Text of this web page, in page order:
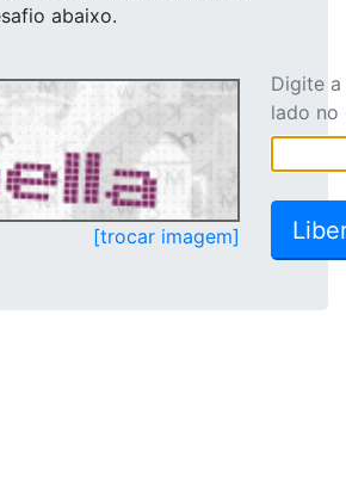
abaixo.
[trocar imagem]
Digite
lado no